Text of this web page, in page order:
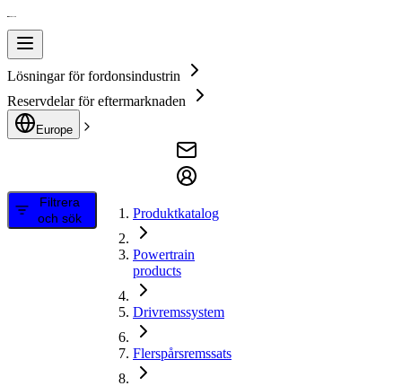
Lösningar för fordonsindustrin
Reservdelar för eftermarknaden
Europe
Filtrera
och sök
Produktkatalog
Powertrain
products
Drivremssystem
Flerspårsremssats